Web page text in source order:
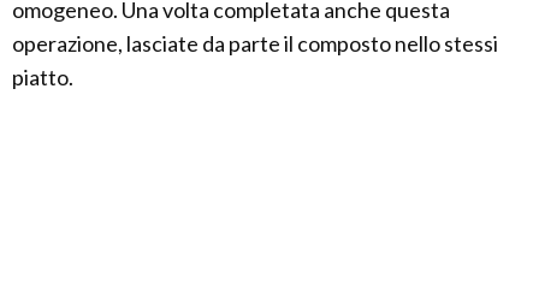
omogeneo. Una volta completata anche questa
operazione, lasciate da parte il composto nello stessi
piatto.